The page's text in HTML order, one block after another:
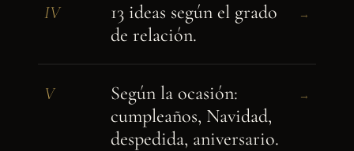
IV
13 ideas según el grado
de relación.
→
V
Según la ocasión:
cumpleaños, Navidad,
despedida, aniversario.
→